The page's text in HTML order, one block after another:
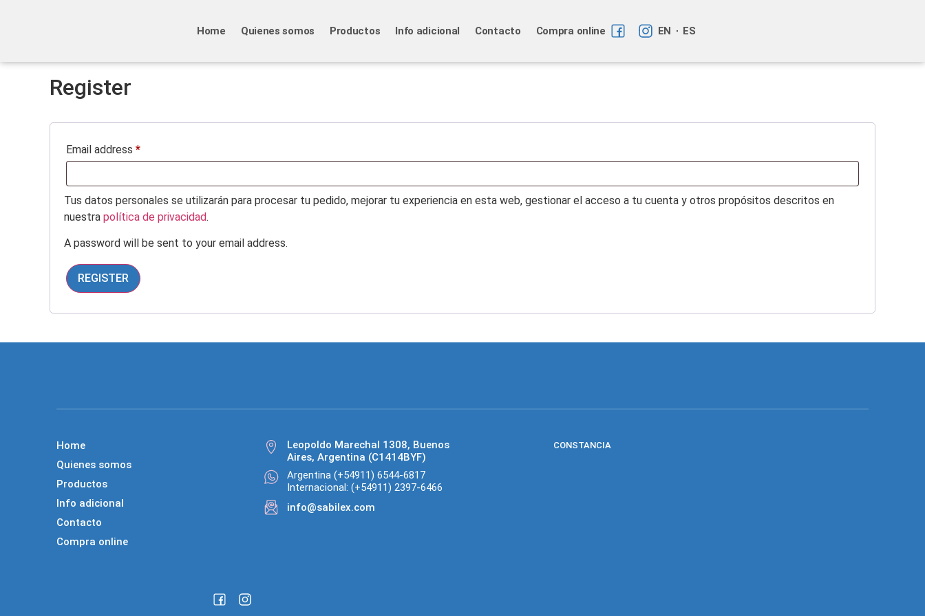
Home Quienes somos Productos Info adicional Contacto Compra online EN ES
Register
Email address *
Tus datos personales se utilizarán para procesar tu pedido, mejorar tu experiencia en esta web, gestionar el acceso a tu cuenta y otros propósitos descritos en
nuestra política de privacidad.
A password will be sent to your email address.
REGISTER
Home
Quienes somos
Productos
Info adicional
Contacto
Compra online
Leopoldo Marechal 1308, Buenos
Aires, Argentina (C1414BYF)
Argentina (+54911) 6544-6817
Internacional: (+54911) 2397-6466
info@sabilex.com
CONSTANCIA